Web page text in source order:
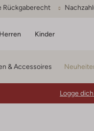
Rückgaberecht
Herren Kinder
& Accessoires
Logge